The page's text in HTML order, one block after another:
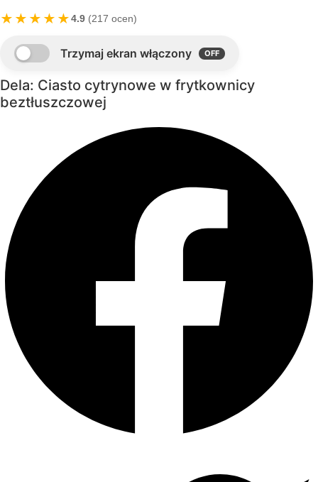
★★★★★4.9 (217 ocen)
Dela: Ciasto cytrynowe w frytkownicy
beztłuszczowej